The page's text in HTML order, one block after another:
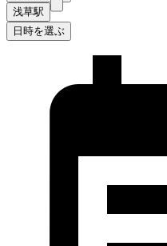
浅草駅
日時を選ぶ